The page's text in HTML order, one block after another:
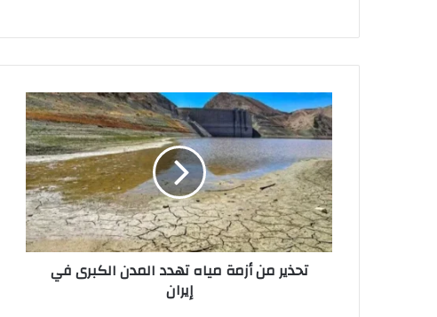
تحذير
من
أزمة
مياه
تهدد
المدن
الكبرى
في
إيران
تحذير من أزمة مياه تهدد المدن الكبرى في
إيران